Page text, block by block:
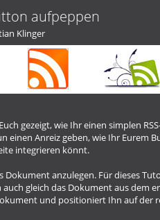
aufpeppen
Klinger
gezeigt, wie Ihr einen simplen
einen Anreiz geben, wie Ihr Eurem
integrieren könnt.
Dokument anzulegen. Für dieses
gleich das Dokument aus dem
und positioniert Ihn auf der